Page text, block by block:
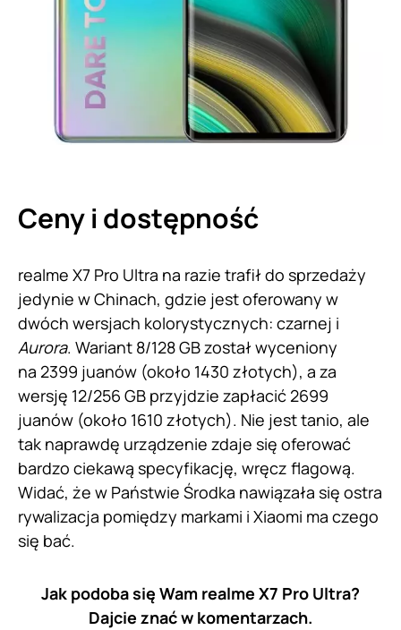
Ceny i dostępność
realme X7 Pro Ultra na razie trafił do sprzedaży
jedynie w Chinach, gdzie jest oferowany w
dwóch wersjach kolorystycznych: czarnej i
Aurora. Wariant 8/128 GB został wyceniony
na 2399 juanów (około 1430 złotych), a za
wersję 12/256 GB przyjdzie zapłacić 2699
juanów (około 1610 złotych). Nie jest tanio, ale
tak naprawdę urządzenie zdaje się oferować
bardzo ciekawą specyfikację, wręcz flagową.
Widać, że w Państwie Środka nawiązała się ostra
rywalizacja pomiędzy markami i Xiaomi ma czego
się bać.
Jak podoba się Wam realme X7 Pro Ultra?
Dajcie znać w komentarzach.